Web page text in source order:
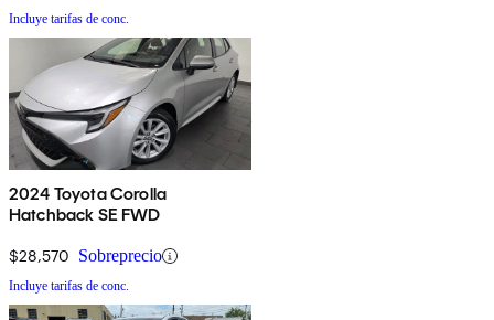
Incluye tarifas de conc.
2024 Toyota Corolla
Hatchback SE FWD
$28,570 Sobreprecio
Incluye tarifas de conc.